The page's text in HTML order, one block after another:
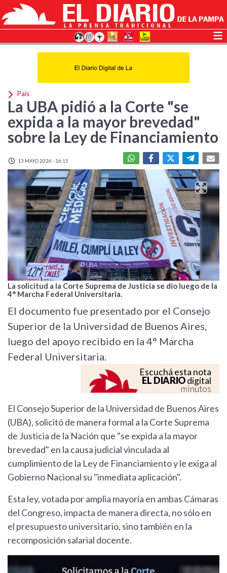
País
La UBA pidió a la Corte "se
expida a la mayor brevedad"
sobre la Ley de Financiamiento
13 MAYO 2026 - 16:15
La solicitud a la Corte Suprema de Justicia se dio luego de la
4° Marcha Federal Universitaria.
El documento fue presentado por el Consejo
Superior de la Universidad de Buenos Aires,
luego del apoyo recibido en la 4° Marcha
Federal Universitaria.
Escuchá esta nota
EL DIARIOdigital
minutos
El Consejo Superior de la Universidad de Buenos Aires
(UBA), solicitó de manera formal a la Corte Suprema
de Justicia de la Nación que "se expida a la mayor
brevedad" en la causa judicial vinculada al
cumplimiento de la Ley de Financiamiento y le exiga al
Gobierno Nacional su "inmediata aplicación".
Esta ley, votada por amplia mayoría en ambas Cámaras
del Congreso, impacta de manera directa, no sólo en
el presupuesto universitario, sino también en la
recomposición salarial docente.